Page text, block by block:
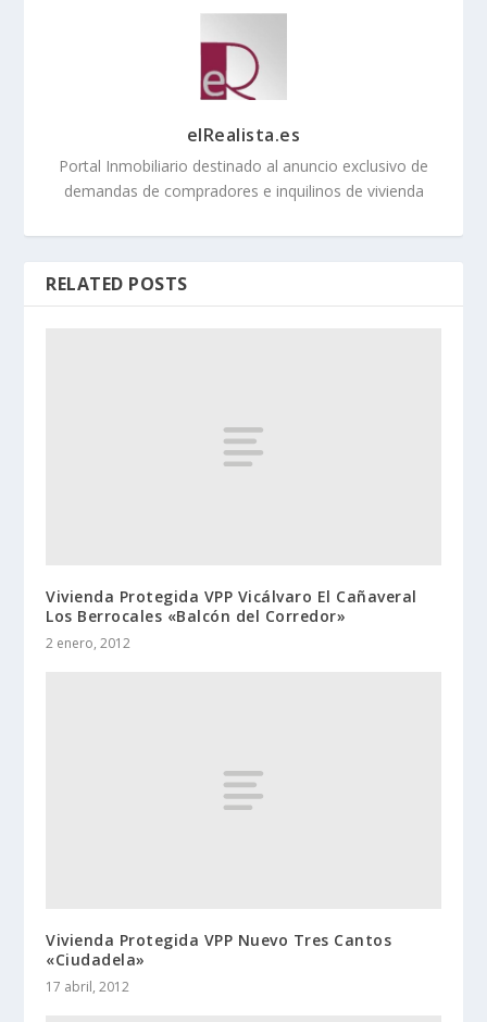
elRealista.es
Portal Inmobiliario destinado al anuncio exclusivo de
demandas de compradores e inquilinos de vivienda
RELATED POSTS
Vivienda Protegida VPP Vicálvaro El Cañaveral
Los Berrocales «Balcón del Corredor»
2 enero, 2012
Vivienda Protegida VPP Nuevo Tres Cantos
«Ciudadela»
17 abril, 2012